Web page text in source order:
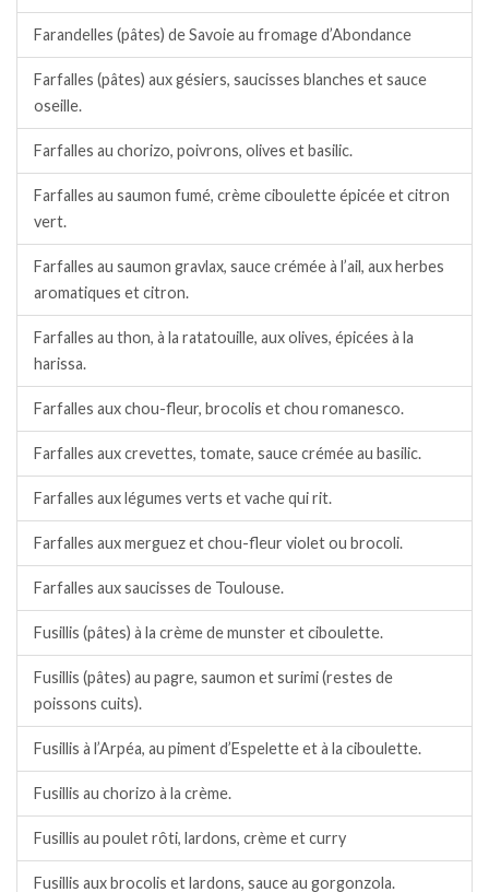
Farandelles (pâtes) de Savoie au fromage d’Abondance
Farfalles (pâtes) aux gésiers, saucisses blanches et sauce
oseille.
Farfalles au chorizo, poivrons, olives et basilic.
Farfalles au saumon fumé, crème ciboulette épicée et citron
vert.
Farfalles au saumon gravlax, sauce crémée à l’ail, aux herbes
aromatiques et citron.
Farfalles au thon, à la ratatouille, aux olives, épicées à la
harissa.
Farfalles aux chou-fleur, brocolis et chou romanesco.
Farfalles aux crevettes, tomate, sauce crémée au basilic.
Farfalles aux légumes verts et vache qui rit.
Farfalles aux merguez et chou-fleur violet ou brocoli.
Farfalles aux saucisses de Toulouse.
Fusillis (pâtes) à la crème de munster et ciboulette.
Fusillis (pâtes) au pagre, saumon et surimi (restes de
poissons cuits).
Fusillis à l’Arpéa, au piment d’Espelette et à la ciboulette.
Fusillis au chorizo à la crème.
Fusillis au poulet rôti, lardons, crème et curry
Fusillis aux brocolis et lardons, sauce au gorgonzola.